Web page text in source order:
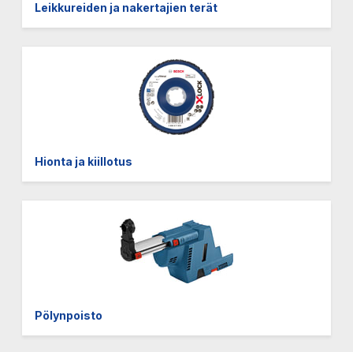
Leikkureiden ja nakertajien terät
Hionta ja kiillotus
Pölynpoisto